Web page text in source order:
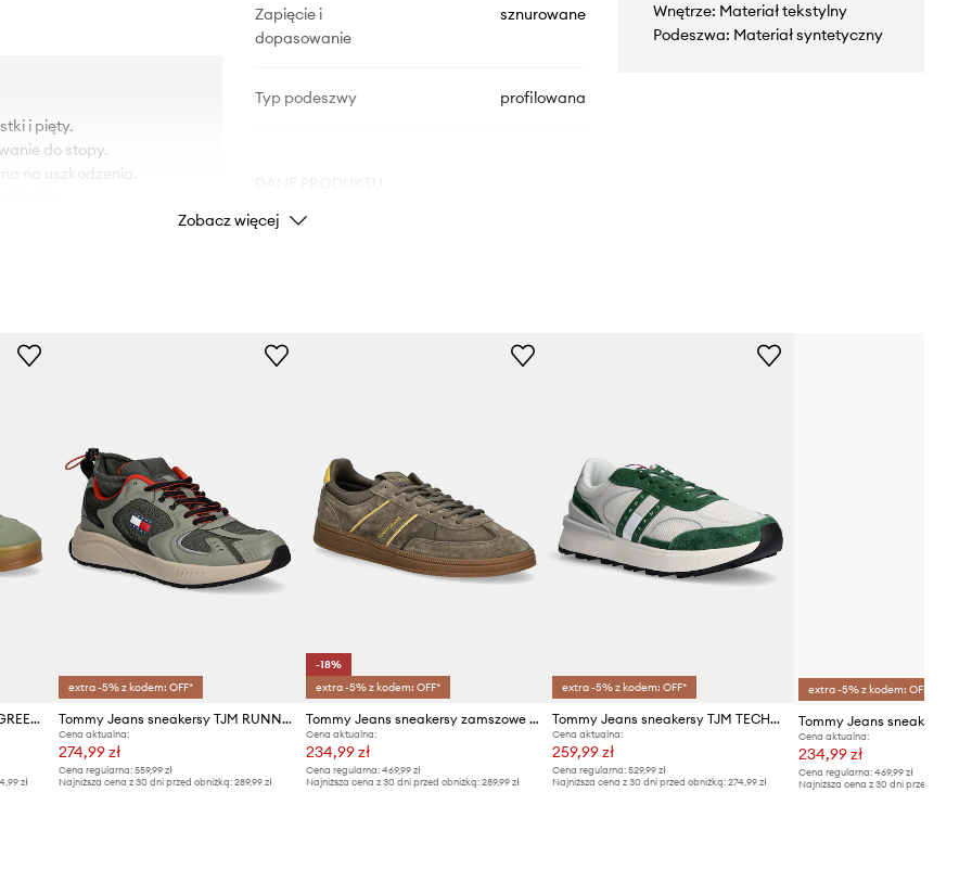
i pięty.
do stopy.
na uszkodzenia.
Zapięcie i
dopasowanie
sznurowane
Typ podeszwy profilowana
Marka Tommy Jeans
ID Produktu
Wnętrze: Materiał tekstylny
Podeszwa: Materiał syntetyczny
Zobacz więcej
Tommy Jeans sneakersy THE GREENWICH MIX MEDIA
zł
extra -5% z kodem: OFF*
Tommy Jeans sneakersy TJM RUNNER MIX MATERIAL
Cena aktualna:
274,99 zł
Cena regularna: 559,99 zł
Najniższa cena z 30 dni przed obniżką: 289,99 zł
-18%
extra -5% z kodem: OFF*
Tommy Jeans sneakersy zamszowe THE GREENWICH EDGE SUEDE
Cena aktualna:
234,99 zł
Cena regularna: 469,99 zł
Najniższa cena z 30 dni przed obniżką: 289,99 zł
extra -5% z kodem: OFF*
Tommy Jeans sneakersy TJM TECHNICAL RUNNER ESS
Cena aktualna:
259,99 zł
Cena regularna:529,99 zł
Najniższa cena z 30 dni przed obniżką:274,99 zł
extra -5% z kodem: OFF*
Cena aktualna:
234,99 zł
Cena regularna: 469,99 zł
Najniższa cena z 30 dni przed obniżką: